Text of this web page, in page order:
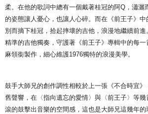
柔。在他的歌詞中總有一個戴著桂冠的阿Q，瀟灑
的姿態讓人憂心，也讓人心碎。而在《前王子》
別而摘下桂冠，拾起摔壞的吉他，浪漫地繼續前
精準的吉他獨奏，守護著《前王子》專輯中的每
麻領銜製作，細心維護1976獨特的浪漫美學。
鼓手大師兄的創作調性相較於上一張《不合時宜
舊聲響，在〈指向遺忘的愛情〉與〈前王子〉等
滾的鼓擊出音樂的空間感，這也是大師兄這幾年的